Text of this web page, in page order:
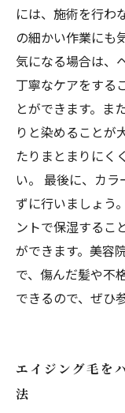
には、施術を行わ
の細かい作業にも
気になる場合は、
丁寧なケアをする
とができます。ま
りと染めることが
たりまとまりにく
い。 最後に、カ
ずに行いましょう
ントで保湿するこ
ができます。美容
で、傷んだ髪や不
できるので、ぜひ
エイジング毛を
法